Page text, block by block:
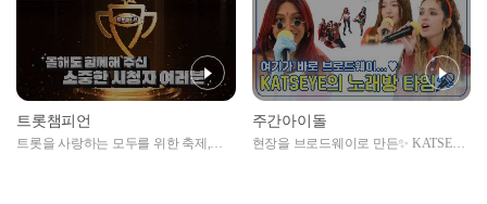
트롯챔피언
트롯을 사랑하는 모두를 위한 축제,
주간아이돌
현장을 브로드웨이로 만든✨ KATSEYE